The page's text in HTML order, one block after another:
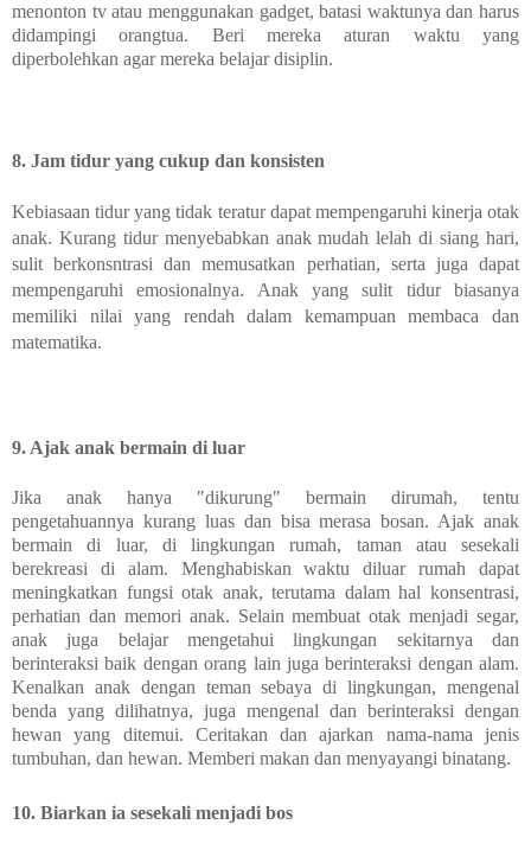
menonton tv atau menggunakan gadget, batasi waktunya dan harus
didampingi orangtua. Beri mereka aturan waktu yang
diperbolehkan agar mereka belajar disiplin.
8. Jam tidur yang cukup dan konsisten
Kebiasaan tidur yang tidak teratur dapat mempengaruhi kinerja otak
anak. Kurang tidur menyebabkan anak mudah lelah di siang hari,
sulit berkonsntrasi dan memusatkan perhatian, serta juga dapat
mempengaruhi emosionalnya. Anak yang sulit tidur biasanya
memiliki nilai yang rendah dalam kemampuan membaca dan
matematika.
9. Ajak anak bermain di luar
Jika anak hanya "dikurung"
bermain dirumah, tentu
pengetahuannya kurang luas dan bisa merasa bosan. Ajak anak
bermain di luar, di lingkungan rumah, taman atau sesekali
berekreasi di alam. Menghabiskan waktu diluar rumah dapat
meningkatkan fungsi otak anak, terutama dalam hal konsentrasi,
perhatian dan memori anak. Selain membuat otak menjadi segar,
anak juga belajar mengetahui lingkungan sekitarnya dan
berinteraksi baik dengan orang lain juga berinteraksi dengan alam.
Kenalkan anak dengan teman sebaya di lingkungan, mengenal
benda yang dilihatnya, juga mengenal dan berinteraksi dengan
hewan yang ditemui. Ceritakan dan ajarkan nama-nama jenis
tumbuhan, dan hewan. Memberi makan dan menyayangi binatang.
10. Biarkan ia sesekali menjadi bos